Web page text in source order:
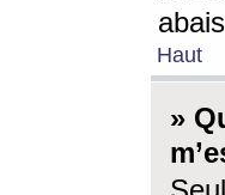
Haut
»